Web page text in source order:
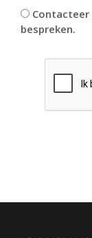
bespreken.